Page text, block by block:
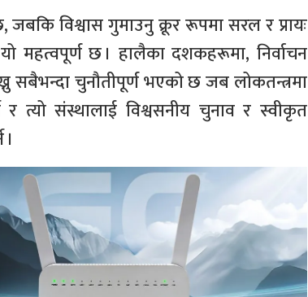
जबकि विश्वास गुमाउनु क्रूर रूपमा सरल र प्रायः
महत्वपूर्ण छ । हालैका दशकहरूमा, निर्वाचन
सबैभन्दा चुनौतीपूर्ण भएको छ जब लोकतन्त्रमा
त्यो संस्थालाई विश्वसनीय चुनाव र स्वीकृत